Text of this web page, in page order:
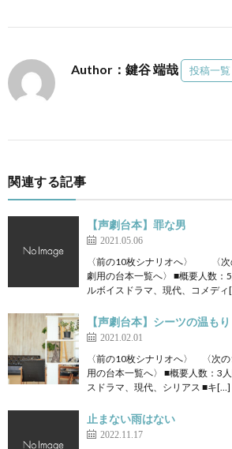
Author：鍵谷 端哉 投稿一覧
関連する記事
【声劇台本】罪な男
2021.05.06
〈前の10枚シナリオへ〉 〈次
劇用の台本一覧へ〉 ■概要人数：
ルボイスドラマ、現代、コメデ
【声劇台本】シーツの温もり
2021.02.01
〈前の10枚シナリオへ〉 〈次
用の台本一覧へ〉 ■概要人数：3
スドラマ、現代、シリアス ■キ[…]
止まない雨はない
2022.11.17